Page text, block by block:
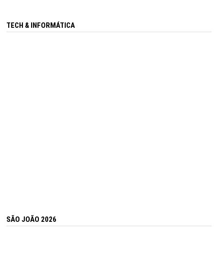
TECH & INFORMÁTICA
SÃO JOÃO 2026